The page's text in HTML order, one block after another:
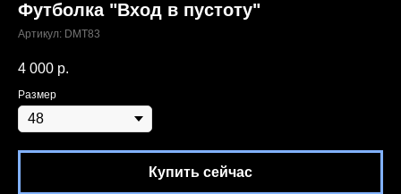
Футболка "Вход в пустоту"
Артикул: DMT83
4 000 р.
Размер
Купить сейчас